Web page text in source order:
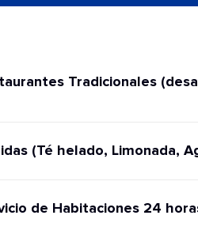
Tradicionales
(Té helado, Limonada,
de Habitaciones 24